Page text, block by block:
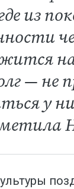
из
— не
у